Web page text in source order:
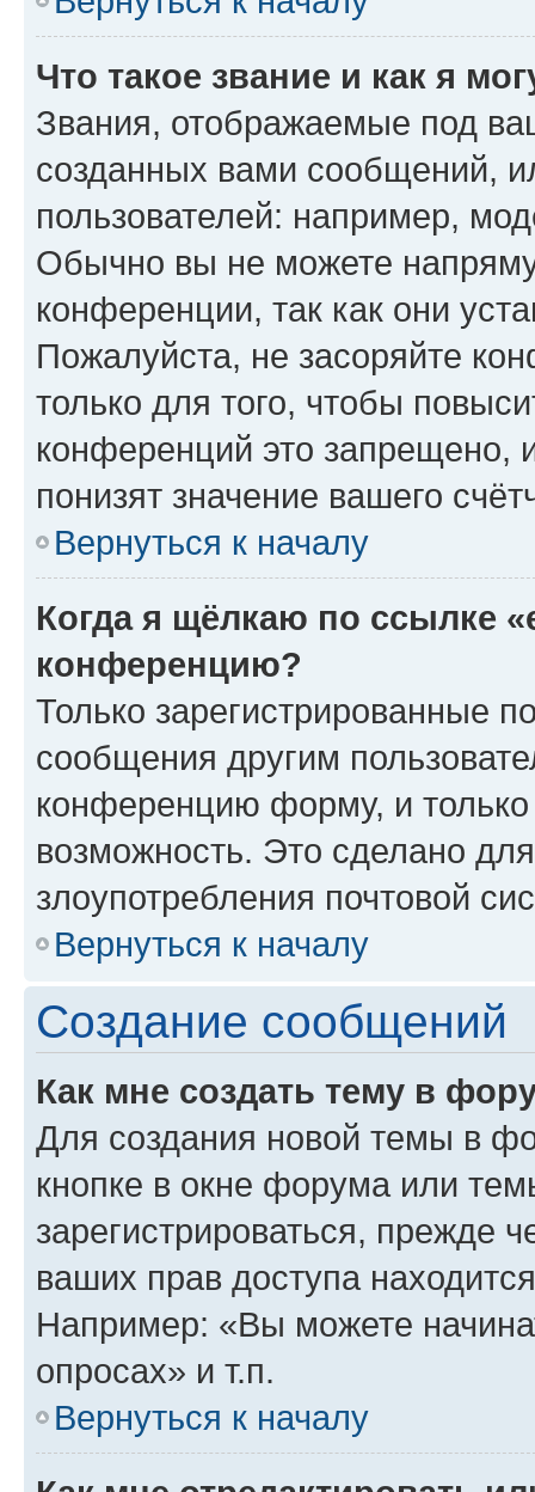
Что такое звание и как я
Звания, отображаемые под
созданных вами сообщений,
пользователей: например,
Обычно вы не можете
конференции, так как они
Пожалуйста, не засоряйте
только для того, чтобы
конференций это запрещено,
понизят значение вашего
Вернуться к началу
Когда я щёлкаю по ссылке
конференцию?
Только зарегистрированные
сообщения другим
конференцию форму, и
возможность. Это сделано
злоупотребления почтовой
Вернуться к началу
Создание сообщений
Как мне создать тему в
Для создания новой темы в
кнопке в окне форума или
зарегистрироваться, прежде
ваших прав доступа
Например: «Вы можете
опросах» и т.п.
Вернуться к началу